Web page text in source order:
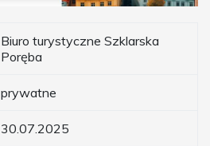
Biuro turystyczne Szklarska
Poręba
prywatne
30.07.2025